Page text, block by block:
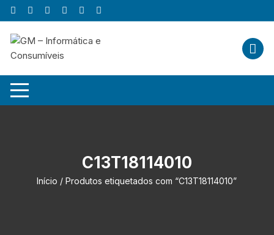
Skip
to
content
C13T18114010
Início / Produtos etiquetados com “C13T18114010”